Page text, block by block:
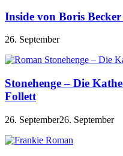
Inside von Boris
26. September
Stonehenge – Die
Follett
26. September26. September